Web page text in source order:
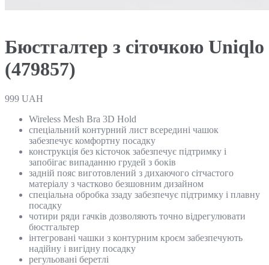
Бюстгалтер з сіточкою Uniqlo
(479857)
999 UAH
Wireless Mesh Bra 3D Hold
спеціальний контурний лист всередині чашок
забезпечує комфортну посадку
конструкція без кісточок забезпечує підтримку і
запобігає випаданню грудей з боків
задній пояс виготовлений з дихаючого сітчастого
матеріалу з частково безшовним дизайном
спеціальна обробка ззаду забезпечує підтримку і плавну
посадку
чотири ряди гачків дозволяють точно відрегулювати
бюстгальтер
інтегровані чашки з контурним кроєм забезпечують
надійну і вигідну посадку
регульовані беретлі